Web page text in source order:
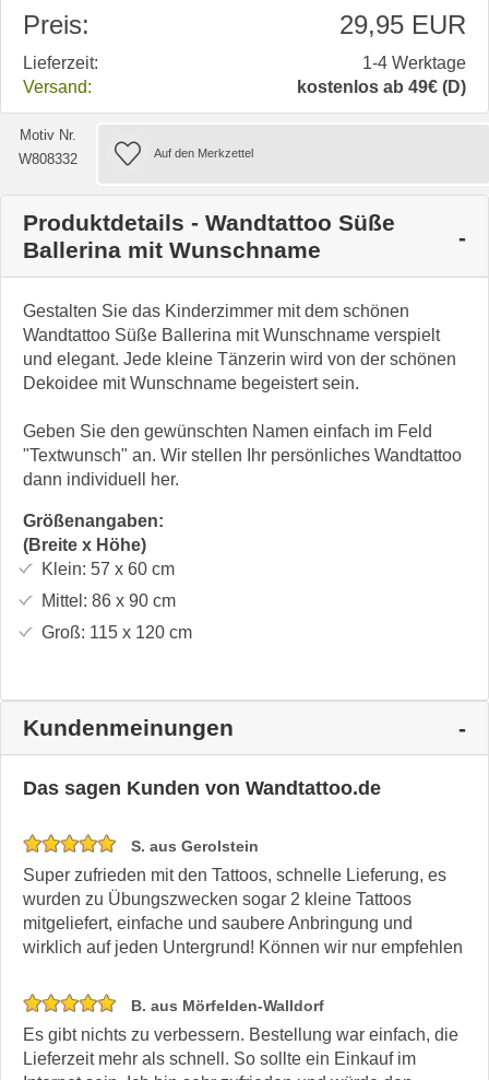
Preis: 29,95 EUR
Lieferzeit:
1-4 Werktage
Versand:
kostenlos ab 49€ (D)
Motiv Nr.
W808332
Produktdetails - Wandtattoo Süße
Ballerina mit Wunschname
Gestalten Sie das Kinderzimmer mit dem schönen
Wandtattoo Süße Ballerina mit Wunschname verspielt
und elegant. Jede kleine Tänzerin wird von der schönen
Dekoidee mit Wunschname begeistert sein.
Geben Sie den gewünschten Namen einfach im Feld
"Textwunsch" an. Wir stellen Ihr persönliches Wandtattoo
dann individuell her.
Größenangaben:
(Breite x Höhe)
Klein: 57 x 60cm
Mittel: 86 x 90cm
Groß: 115 x 120cm
Kundenmeinungen
Das sagen Kunden von Wandtattoo.de
S. aus Gerolstein
Super zufrieden mit den Tattoos, schnelle Lieferung, es
wurden zu Übungszwecken sogar 2 kleine Tattoos
mitgeliefert, einfache und saubere Anbringung und
wirklich auf jeden Untergrund! Können wir nur empfehlen
B. aus Mörfelden-Walldorf
Es gibt nichts zu verbessern. Bestellung war einfach, die
Lieferzeit mehr als schnell. So sollte ein Einkauf im